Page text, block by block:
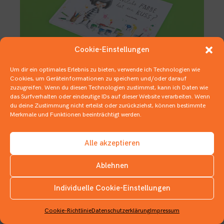
Cookie-Einstellungen
Um dir ein optimales Erlebnis zu bieten, verwende ich Technologien wie
Cookies, um Geräteinformationen zu speichern und/oder darauf
zuzugreifen. Wenn du diesen Technologien zustimmst, kann ich Daten wie
das Surfverhalten oder eindeutige IDs auf dieser Website verarbeiten. Wenn
du deine Zustimmung nicht erteilst oder zurückziehst, können bestimmte
Merkmale und Funktionen beeinträchtigt werden.
Alle akzeptieren
Ablehnen
Individuelle Cookie-Einstellungen
Cookie-RichtlinieDatenschutzerklärungImpressum
INSTAGRAM
Was nützt ein Kuss ohne Farbe?
13. FEBRUAR 2020 BILDERBÜCHER